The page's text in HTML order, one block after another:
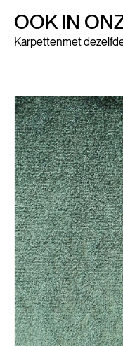
OOK IN
Karpettenmet